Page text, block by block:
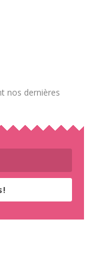
nos dernières